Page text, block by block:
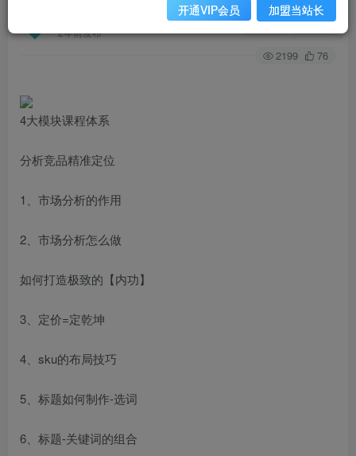
2年前发布
关注 私信
2199 76
4大模块课程体系
分析竞品精准定位
1、市场分析的作用
2、市场分析怎么做
如何打造极致的【内功】
3、定价=定乾坤
4、sku的布局技巧
5、标题如何制作-选词
6、标题-关键词的组合
开通VIP会员 加盟当站长